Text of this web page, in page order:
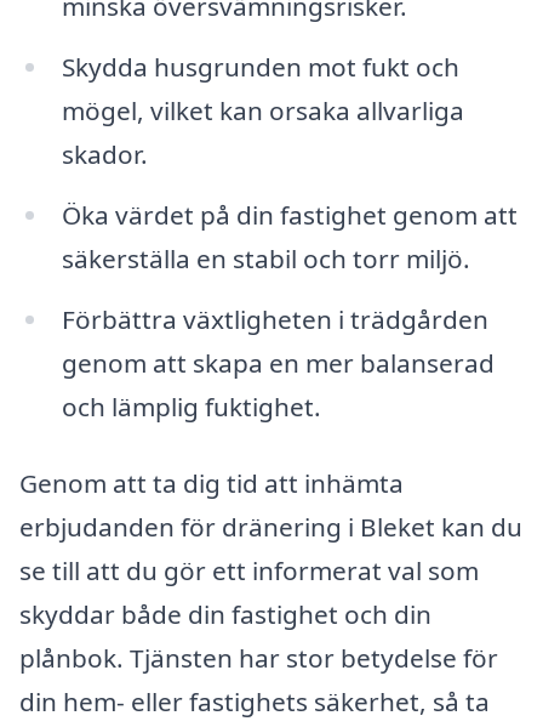
Skydda husgrunden mot fukt och
mögel, vilket kan orsaka allvarliga
skador.
Öka värdet på din fastighet genom att
säkerställa en stabil och torr miljö.
Förbättra växtligheten i trädgården
genom att skapa en mer balanserad
och lämplig fuktighet.
Genom att ta dig tid att inhämta
erbjudanden för dränering i Bleket kan du
se till att du gör ett informerat val som
skyddar både din fastighet och din
plånbok. Tjänsten har stor betydelse för
din hem- eller fastighets säkerhet, så ta